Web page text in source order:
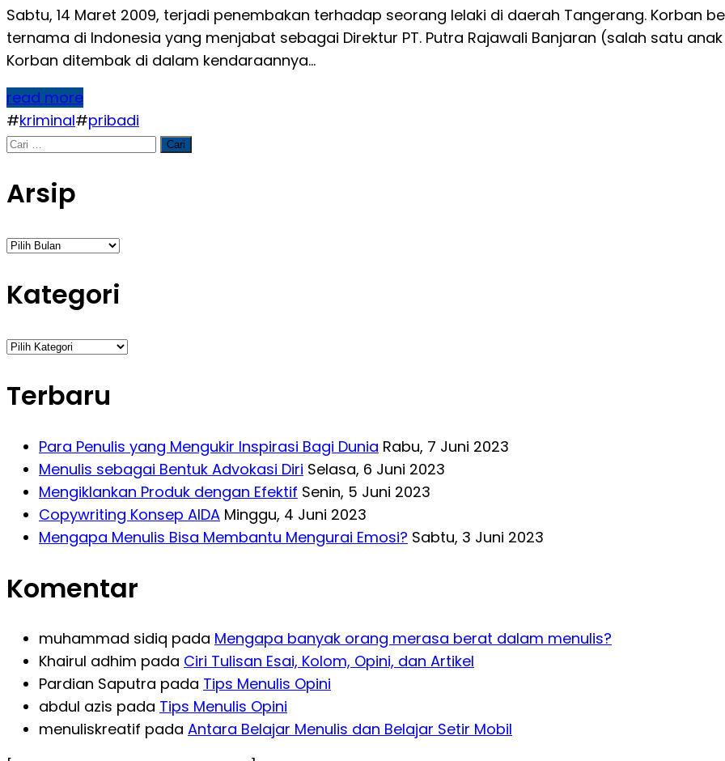
Sabtu, 14 Maret 2009, terjadi penembakan terhadap seorang lelaki di daerah Tangerang. Korban
ternama di Indonesia yang menjabat sebagai Direktur PT. Putra Rajawali Banjaran (salah satu
Korban ditembak di dalam kendaraannya…
read more
#kriminal#pribadi
Cari
Arsip
Arsip
Kategori
Kategori
Terbaru
Para Penulis yang Mengukir Inspirasi Bagi Dunia Rabu, 7 Juni 2023
Menulis sebagai Bentuk Advokasi Diri Selasa, 6 Juni 2023
Mengiklankan Produk dengan Efektif Senin, 5 Juni 2023
Copywriting Konsep AIDA Minggu, 4 Juni 2023
Mengapa Menulis Bisa Membantu Mengurai Emosi? Sabtu, 3 Juni 2023
Komentar
muhammad sidiq pada Mengapa banyak orang merasa berat dalam menulis?
Khairul adhim pada Ciri Tulisan Esai, Kolom, Opini, dan Artikel
Pardian Saputra pada Tips Menulis Opini
abdul azis pada Tips Menulis Opini
menuliskreatif pada Antara Belajar Menulis dan Belajar Setir Mobil